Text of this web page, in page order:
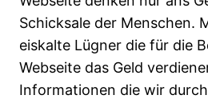
Schicksale der Menschen.
eiskalte Lügner die für die
Webseite das Geld
Informationen die wir